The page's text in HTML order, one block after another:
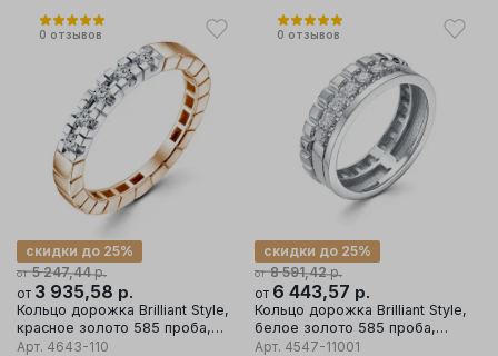
0 отзывов
от 5 247,44р.
скидки до 25%
от 3 935,58 р.
Кольцо дорожка Brilliant Style,
красное золото 585 проба,
вставка бриллиант
Арт. 4643-110
0 отзывов
от 8 591,42р.
скидки до 25%
от 6 443,57 р.
Кольцо дорожка Brilliant Style,
белое золото 585 проба,
вставка бриллиант
Арт. 4547-11001